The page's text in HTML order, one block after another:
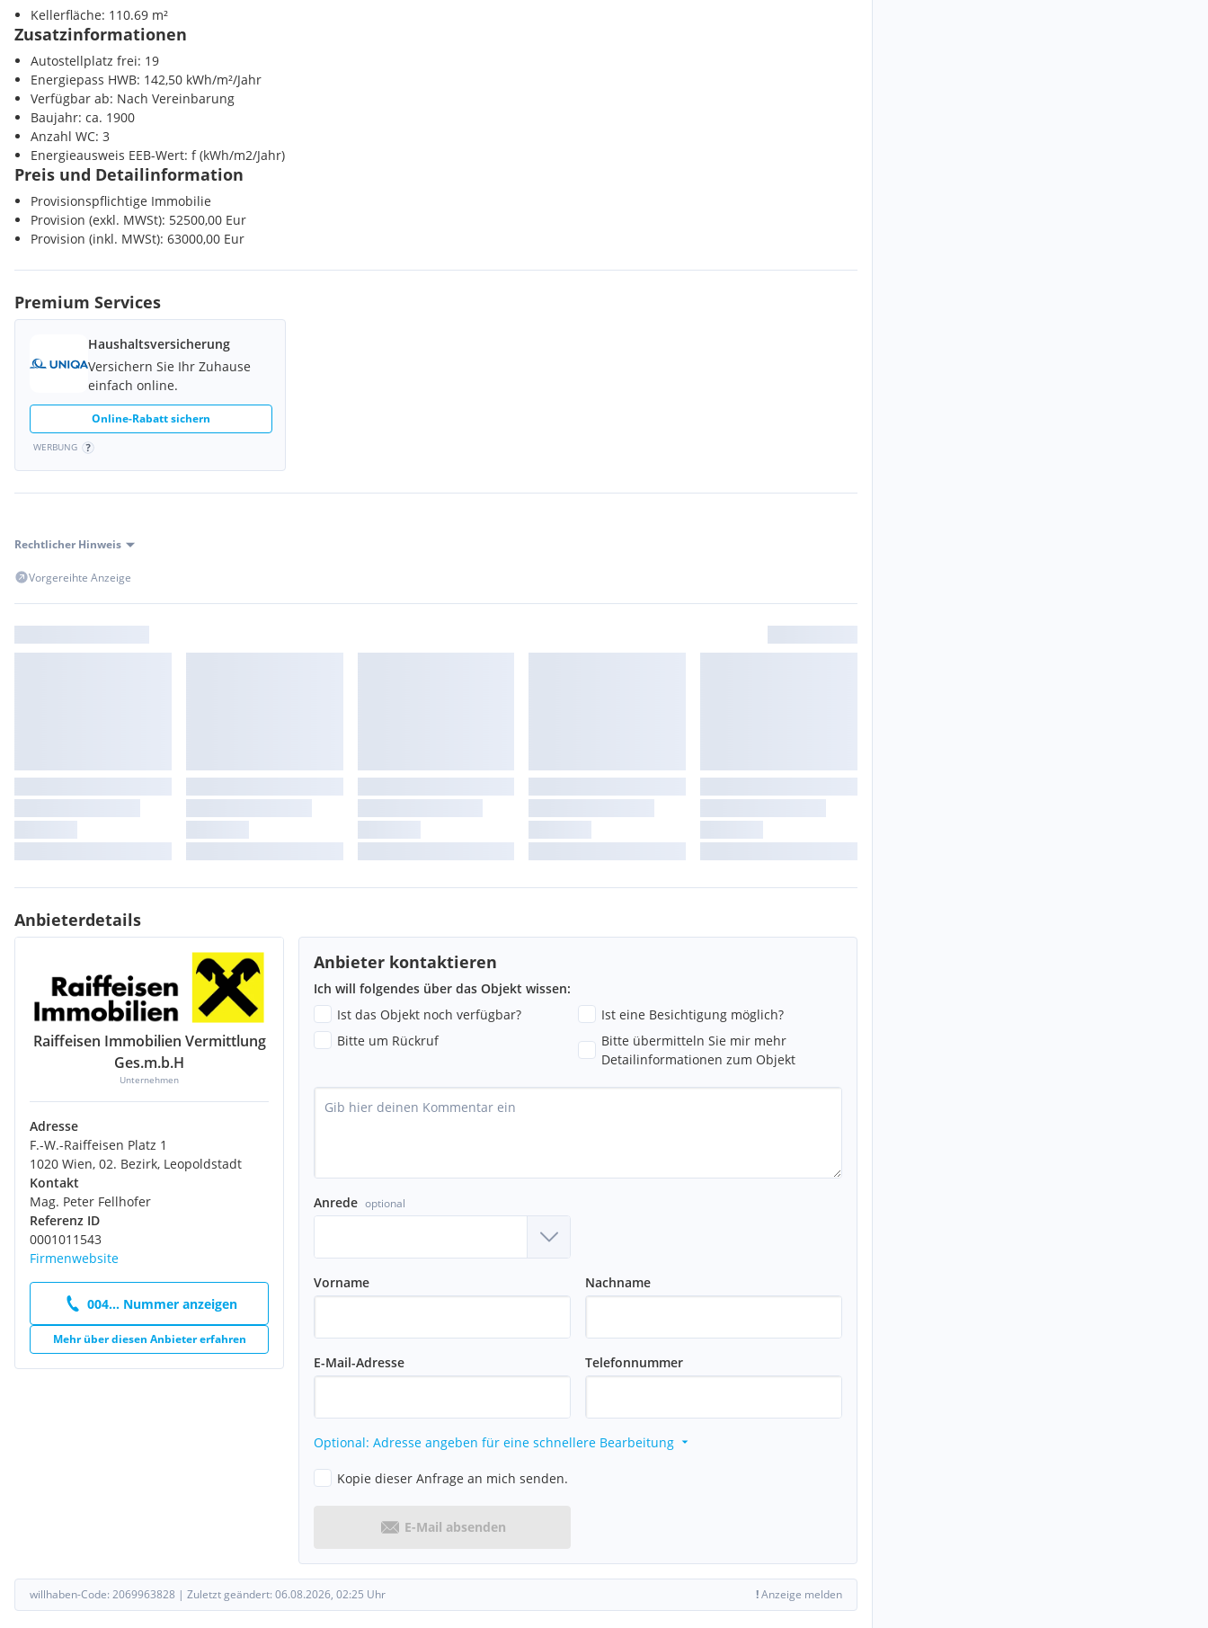
hohem Entwicklungspotential machen zu können!
sämtlichen Detaildaten zur Liegenschaft. Wir bitten Sie jedoch aufgrund der
Nachweispflicht gegenüber dem Eigentümer dazu, Ihre vollständige Wohnadresse im
Anfrage-Text der jeweiligen Internetplattform einzutragen.
Kellerfläche: 110.69 m²
Zusatzinformationen
Autostellplatz frei: 19
Energiepass HWB: 142,50 kWh/m²/Jahr
Verfügbar ab: Nach Vereinbarung
Baujahr: ca. 1900
Anzahl WC: 3
Energieausweis EEB-Wert: f (kWh/m2/Jahr)
Preis und Detailinformation
Provisionspflichtige Immobilie
Provision (exkl. MWSt): 52500,00 Eur
Provision (inkl. MWSt): 63000,00 Eur
Premium Services
Haushaltsversicherung
Versichern Sie Ihr Zuhause
einfach online.
Online-Rabatt sichern
WERBUNG
Rechtlicher Hinweis
Vorgereihte Anzeige
Anbieterdetails
Raiffeisen Immobilien Vermittlung
Ges.m.b.H
Unternehmen
Adresse
F.-W.-Raiffeisen Platz 1
1020 Wien, 02. Bezirk, Leopoldstadt
Kontakt
Mag. Peter Fellhofer
Referenz ID
0001011543
Firmenwebsite
004... Nummer anzeigen
Mehr über diesen Anbieter erfahren
Anbieter kontaktieren
Ich will folgendes über das Objekt wissen:
Ist das Objekt noch verfügbar?
Ist eine Besichtigung möglich?
Bitte um Rückruf
Bitte übermitteln Sie mir mehr
Detailinformationen zum Objekt
Anrede optional
Vorname Nachname
E-Mail-Adresse Telefonnummer
Optional: Adresse angeben für eine schnellere Bearbeitung
Kopie dieser Anfrage an mich senden.
E-Mail absenden
willhaben-Code: 2069963828 | Zuletzt geändert: 06.08.2026, 02:25 Uhr !Anzeige melden